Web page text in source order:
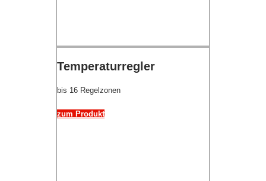
Temperaturregler
bis 16 Regelzonen
zum Produkt